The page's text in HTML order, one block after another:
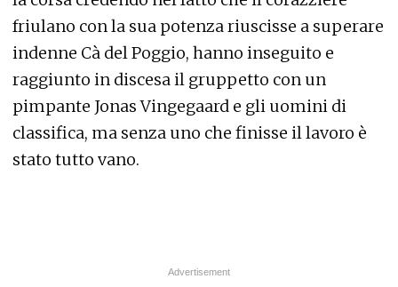
friulano con la sua potenza riuscisse a superare
indenne Cà del Poggio, hanno inseguito e
raggiunto in discesa il gruppetto con un
pimpante Jonas Vingegaard e gli uomini di
classifica, ma senza uno che finisse il lavoro è
stato tutto vano.